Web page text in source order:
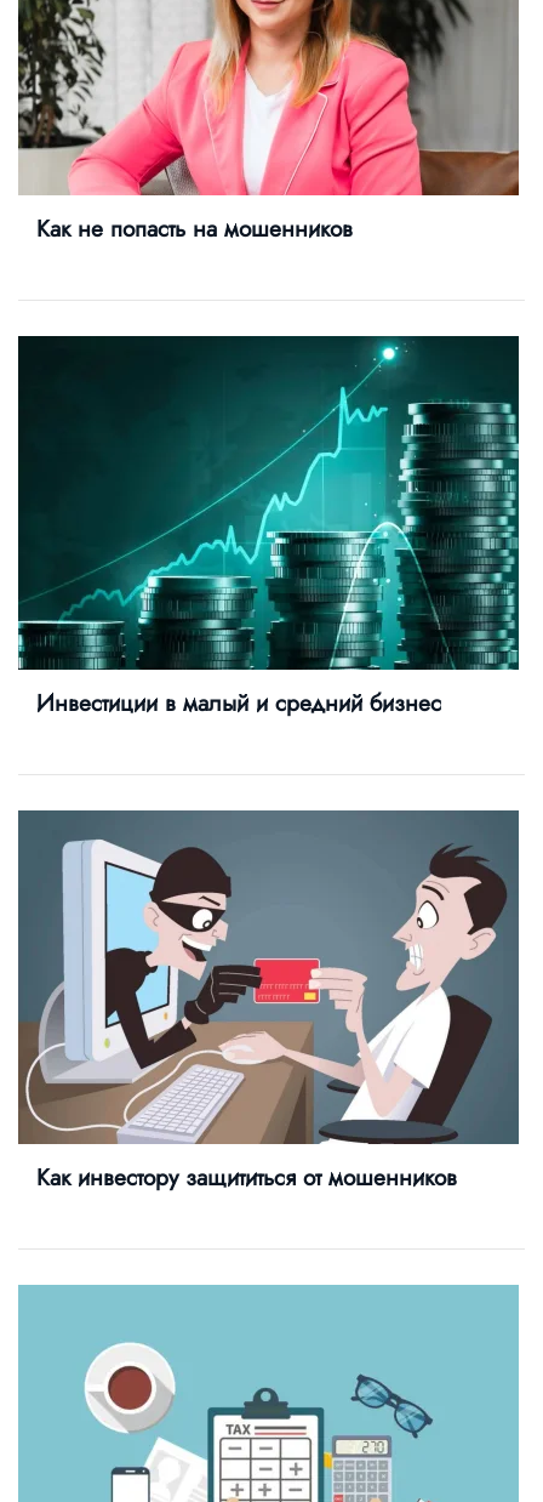
Как не попасть на мошенников
Инвестиции в малый и средний бизнес
Как инвестору защититься от мошенников